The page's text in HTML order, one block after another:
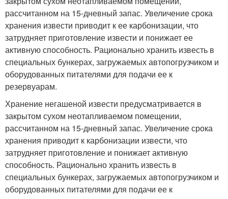
рассчитанном на 15-дневный запас. Увеличение срока
хранения извести приводит к ее карбонизации, что
затрудняет приготовление извести и понижает ее
активную способность. Рационально хранить известь в
специальных бункерах, загружаемых автопогрузчиком и
оборудованных питателями для подачи ее к
резервуарам.
Хранение негашеной извести предусматривается в
закрытом сухом неотапливаемом помещении,
рассчитанном на 15-дневный запас. Увеличение срока
хранения приводит к карбонизации извести, что
затрудняет приготовление и понижает активную
способность. Рационально хранить известь в
специальных бункерах, загружаемых автопогрузчиком и
оборудованных питателями для подачи ее к